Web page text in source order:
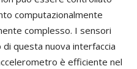
computazionalmente
complesso. I sensori
questa nuova interfaccia
è efficiente nel